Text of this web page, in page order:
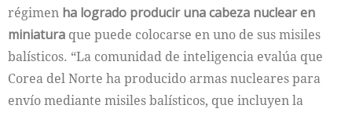
régimen ha logrado producir una cabeza nuclear en
miniatura que puede colocarse en uno de sus misiles
balísticos. “La comunidad de inteligencia evalúa que
Corea del Norte ha producido armas nucleares para
envío mediante misiles balísticos, que incluyen la